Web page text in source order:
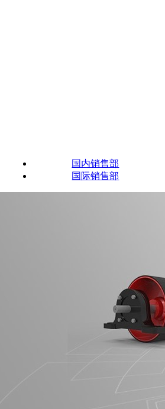
国内销售部
国际销售部